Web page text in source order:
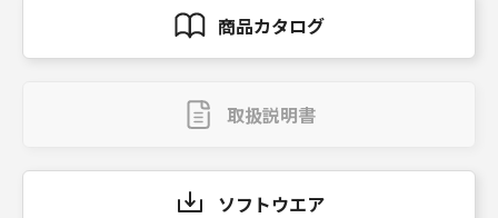
商品カタログ
取扱説明書
ソフトウエア